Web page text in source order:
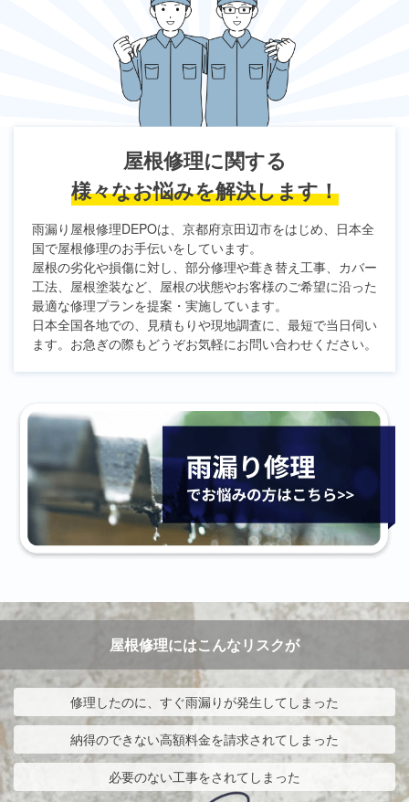
屋根修理に関する
様々なお悩みを解決します！
雨漏り屋根修理DEPOは、京都府京田辺市をはじめ、日本全
国で屋根修理のお手伝いをしています。
屋根の劣化や損傷に対し、部分修理や葺き替え工事、カバー
工法、屋根塗装など、屋根の状態やお客様のご希望に沿った
最適な修理プランを提案・実施しています。
日本全国各地での、見積もりや現地調査に、最短で当日伺い
ます。お急ぎの際もどうぞお気軽にお問い合わせください。
屋根修理にはこんなリスクが
修理したのに、すぐ雨漏りが発生してしまった
納得のできない高額料金を請求されてしまった
必要のない工事をされてしまった